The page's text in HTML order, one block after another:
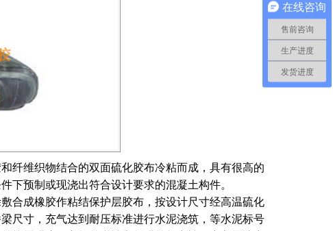
纤维织物结合的双面硫化胶布冷粘而成，具有很高的
下预制或现浇出符合设计要求的混凝土构件。
合成橡胶作粘结保护层胶布，按设计尺寸经高温硫化
尺寸，充气达到耐压标准进行水泥浇筑，等水泥标号
在线咨询
售前咨询
生产进度
发货进度